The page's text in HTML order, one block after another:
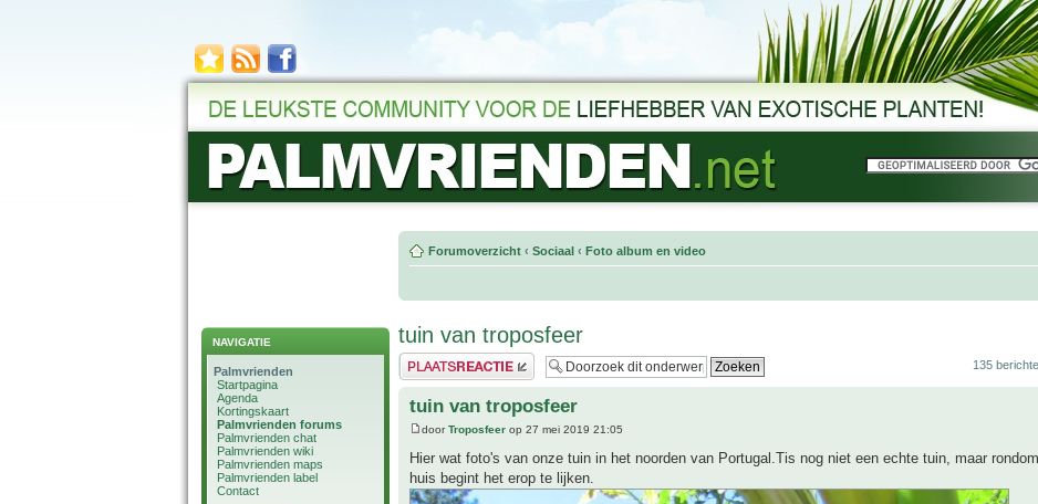
NAVIGATIE
Palmvrienden
Startpagina
Agenda
Kortingskaart
Palmvrienden forums
Palmvrienden chat
Palmvrienden wiki
Palmvrienden maps
Palmvrienden label
Contact
Forumoverzicht ‹ Sociaal ‹ Foto album en video
tuin van troposfeer
Plaats een reactie 135
tuin van troposfeer
doorTroposfeer op 27 mei 2019 21:05
Hier wat foto's van onze tuin in het noorden van Portugal.Tis nog niet een echte tuin, maar
huis begint het erop te lijken.